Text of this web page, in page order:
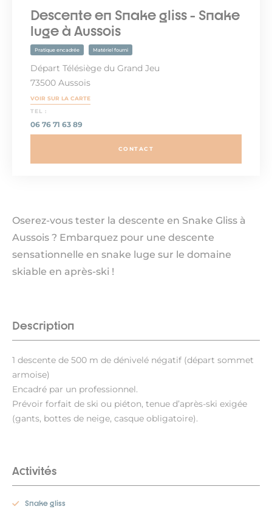
Oserez-vous tester la descente en Snake Gliss à
Aussois ? Embarquez pour une descente
sensationnelle en snake luge sur le domaine
skiable en après-ski !
Description
1 descente de 500 m de dénivelé négatif (départ sommet
armoise)
Encadré par un professionnel.
Prévoir forfait de ski ou piéton, tenue d’après-ski exigée
(gants, bottes de neige, casque obligatoire).
Activités
Snake gliss
Descente en Snake gliss - Snake
luge à Aussois
Pratique encadrée Matériel fourni
Départ Télésiège du Grand Jeu
73500 Aussois
VOIR SUR LA CARTE
TEL :
06 76 71 63 89
CONTACT